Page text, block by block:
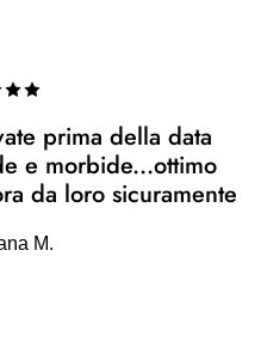
prima della data
e morbide...ottimo
da loro sicuramente
M.